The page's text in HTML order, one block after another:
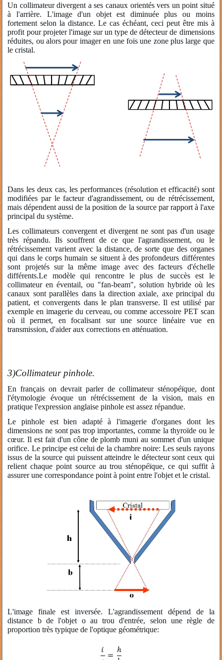
Un collimateur divergent a ses canaux orientés vers un point situé
à l'arrière. L'image d'un objet est diminuée plus ou moins
fortement selon la distance. Le cas échéant, ceci peut être mis à
profit pour projeter l'image sur un type de détecteur de dimensions
réduites, ou alors pour imager en une fois une zone plus large que
le cristal.
Dans les deux cas, les performances (résolution et efficacité) sont
modifiées par le facteur d'agrandissement, ou de rétrécissement,
mais dépendent aussi de la position de la source par rapport à l'axe
principal du système.
Les collimateurs convergent et divergent ne sont pas d'un usage
très répandu. Ils souffrent de ce que l'agrandissement, ou le
rétrécissement varient avec la distance, de sorte que des organes
qui dans le corps humain se situent à des profondeurs différentes
sont projetés sur la même image avec des facteurs d'échelle
différents.Le modèle qui rencontre le plus de succès est le
collimateur en éventail, ou "fan-beam", solution hybride où les
canaux sont parallèles dans la direction axiale, axe principal du
patient, et convergents dans le plan transverse.Il est utilisé par
exemple en imagerie du cerveau, ou comme accessoire PET scan
où il permet, en focalisant sur une source linéaire vue en
transmission, d'aider aux corrections en atténuation.
3)Collimateur pinhole.
En français on devrait parler de collimateur sténopéïque, dont
l'étymologie évoque un rétrécissement de la vision, mais en
pratique l'expression anglaise pinhole est assez répandue.
Le pinhole est bien adapté à l'imagerie d'organes dont les
dimensions ne sont pas trop importantes, comme la thyroïde ou le
cœur. Il est fait d'un cône de plomb muni au sommet d'un unique
orifice. Le principe est celui de la chambre noire: Les seuls rayons
issus de la source qui puissent atteindre le détecteur sont ceux qui
relient chaque point source au trou sténopéïque, ce qui suffit à
assurer une correspondance point à point entre l'objet et le cristal.
L'image finale est inversée. L'agrandissement dépend de la
distance b de l'objet o au trou d'entrée, selon une règle de
proportion très typique de l'optique géométrique: